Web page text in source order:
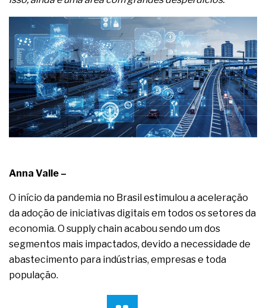
Os procedimentos para a inspeção em estruturas
hidráulicas de concreto de obras
O movimento regular reduz em 19% o risco de
morte precoce e melhora o metabolismo
O desenvolvimento de indicadores nas atividades
de governança das organizações
O desenho industrial ganha espaço como
estratégia competitiva nas empresas
As variações dimensionais dos produtos de
materiais cimentícios com fibra de vidro
A próxima vantagem competitiva não está no
Anna Valle –
O início da pandemia no Brasil estimulou a aceleração
da adoção de iniciativas digitais em todos os setores da
economia. O supply chain acabou sendo um dos
segmentos mais impactados, devido a necessidade de
abastecimento para indústrias, empresas e toda
população.